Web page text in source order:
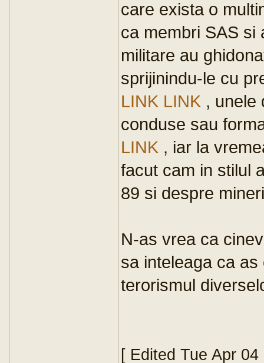
care exista o
ca membri SAS si
militare au
sprijinindu-le cu
LINK LINK , unele
conduse sau
LINK , iar la
facut cam in stilul
89 si despre
N-as vrea ca
sa inteleaga ca
terorismul
[ Edited Tue Apr